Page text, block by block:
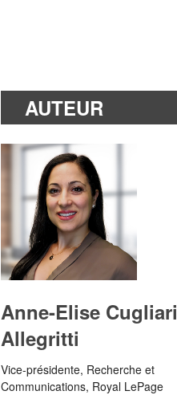
AUTEUR
Anne-Elise Cugliari
Allegritti
Vice-présidente, Recherche et
Communications, Royal LePage